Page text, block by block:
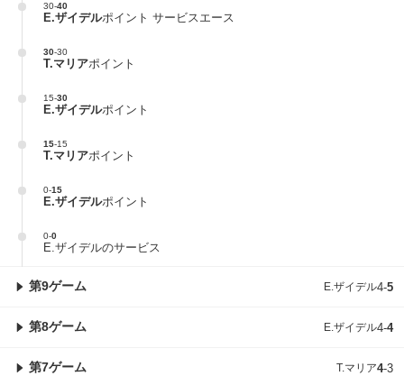
30-40
E.ザイデルポイント サービスエース
30-30
T.マリアポイント
15-30
E.ザイデルポイント
15-15
T.マリアポイント
0-15
E.ザイデルポイント
0-0
E.ザイデルのサービス
第9ゲーム E.ザイデル4-5
第8ゲーム E.ザイデル4-4
第7ゲーム T.マリア4-3